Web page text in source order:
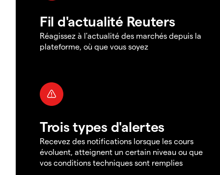
Fil d'actualité Reuters
Réagissez à l'actualité des marchés depuis la
plateforme, où que vous soyez
Trois types d'alertes
Recevez des notifications lorsque les cours
évoluent, atteignent un certain niveau ou que
vos conditions techniques sont remplies